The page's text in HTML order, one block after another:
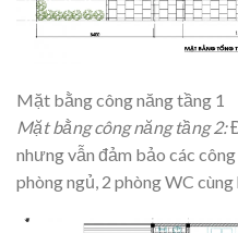
Mặt bằng công năng tầng 1
Mặt bằng công năng tầng 2:
nhưng vẫn đảm bảo các
phòng ngủ, 2 phòng WC